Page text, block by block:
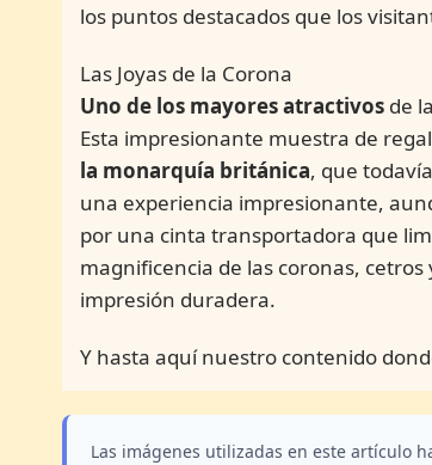
los puntos destacados que los
Las Joyas de la Corona
Uno de los mayores atractivos de
Esta impresionante muestra de
la monarquía británica, que
una experiencia impresionante,
por una cinta transportadora que
magnificencia de las coronas,
impresión duradera.
Y hasta aquí nuestro contenido
Las imágenes utilizadas en este artículo